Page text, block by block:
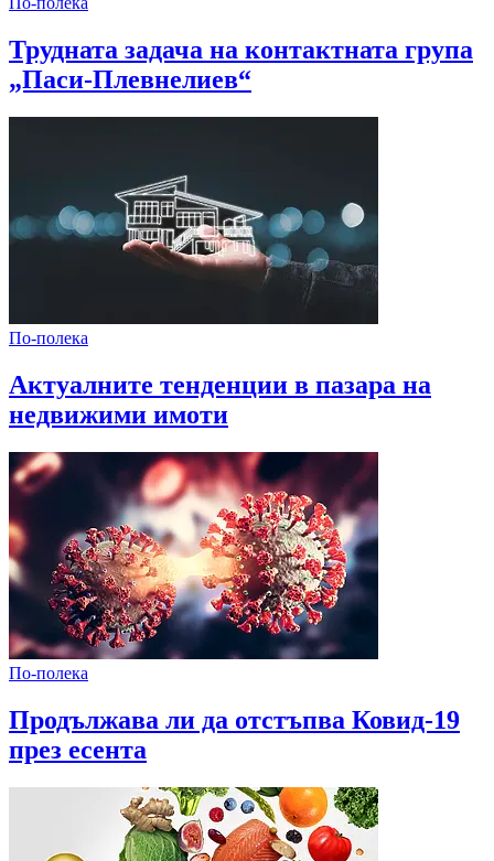
Трудната задача на контактната група
„Паси-Плевнелиев“
По-полека
Актуалните тенденции в пазара на
недвижими имоти
По-полека
Продължава ли да отстъпва Ковид-19
през есента